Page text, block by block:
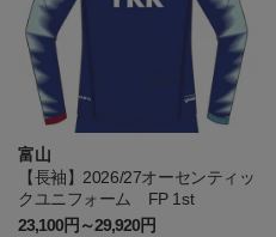
富山
【長袖】2026/27オーセンティッ
クユニフォーム FP 1st
23,100円～29,920円